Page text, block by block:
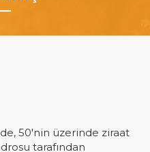
50'nin üzerinde ziraat
tarafından